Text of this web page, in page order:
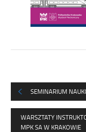
SEMINARIUM
WARSZTATY
MPK SA W KRAKOWIE